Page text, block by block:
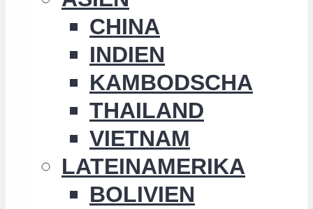
CHINA
INDIEN
KAMBODSCHA
THAILAND
VIETNAM
LATEINAMERIKA
BOLIVIEN